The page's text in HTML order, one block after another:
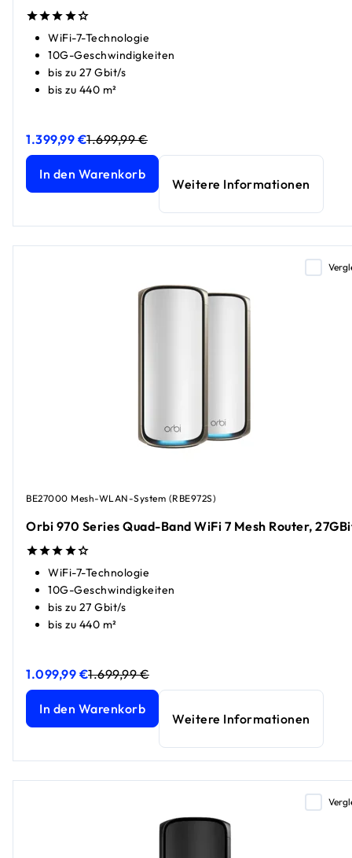
WiFi-7-Technologie
10G-Geschwindigkeiten
bis zu 27 Gbit/s
bis zu 440 m²
1.399,99 €
Orbi 970 Serie Quad-Band WiFi 7 Mesh-System, 2er-Set,
1.699,99 €
Orbi 970 Serie Quad-Band WiFi 7 Mesh-System, 2er-Set,
In den Warenkorb
Weitere Informationen
BE27000 Mesh-WLAN-System (RBE972S)
Orbi 970 Series Quad-Band WiFi 7 Mesh Router,
WiFi-7-Technologie
10G-Geschwindigkeiten
bis zu 27 Gbit/s
bis zu 440 m²
1.099,99 €
Orbi 970 Series Quad-Band WiFi 7 Mesh Router, 27GBit/s
1.699,99 €
Orbi 970 Series Quad-Band WiFi 7 Mesh Router, 27GBit/s
In den Warenkorb
Weitere Informationen